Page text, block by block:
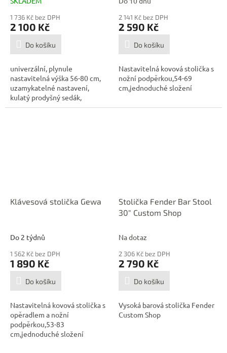
1 736 Kč bez DPH
2 100 Kč
Do košíku
univerzální, plynule
nastavitelná výška 56-80 cm,
uzamykatelné nastavení,
kulatý prodyšný sedák,
skládací, robustní...
2 141 Kč bez DPH
2 590 Kč
Do košíku
Nastavitelná kovová stolička s
nožní podpěrkou,54-69
cm,jednoduché složení
Klávesová stolička Gewa
Do 2 týdnů
1 562 Kč bez DPH
1 890 Kč
Do košíku
Nastavitelná kovová stolička s
opěradlem a nožní
podpěrkou,53-83
cm,jednoduché složení
Stolička Fender Bar Stool
30" Custom Shop
Na dotaz
2 306 Kč bez DPH
2 790 Kč
Do košíku
Vysoká barová stolička Fender
Custom Shop